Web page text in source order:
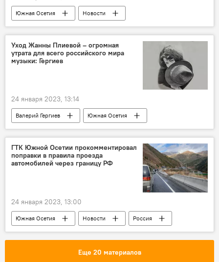
Южная Осетия
Новости
Минюст Южной Осетии
Уход Жанны Плиевой – огромная
утрата для всего российского мира
музыки: Гергиев
24 января 2023, 13:14
Валерий Гергиев
Южная Осетия
Новости
Культура
ГТК Южной Осетии прокомментировал
поправки в правила проезда
автомобилей через границу РФ
24 января 2023, 13:00
Южная Осетия Новости Россия
Еще 20 материалов